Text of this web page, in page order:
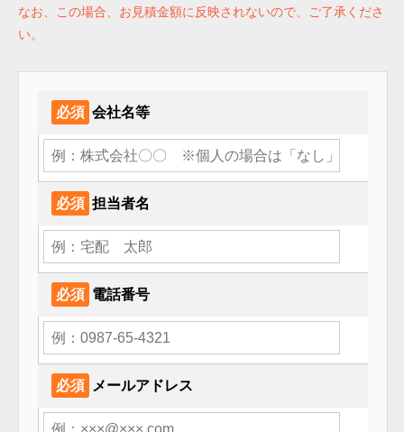
なお、この場合、お見積金額に反映されないので、ご了承くださ
い。
必須 会社名等
必須 担当者名
必須 電話番号
必須 メールアドレス